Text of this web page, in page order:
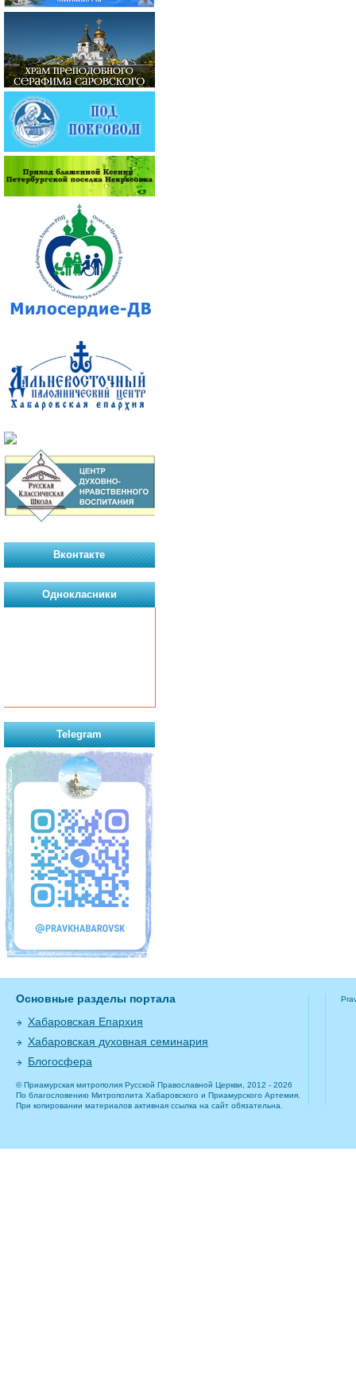
Вконтакте
Однокласники
Telegram
Основные разделы портала
Хабаровская Епархия
Хабаровская духовная семинария
Блогосфера
© Приамурская митрополия Русской Православной Церкви, 2012 - 2026
По благословению Митрополита Хабаровского и Приамурского Артемия.
При копировании материалов активная ссылка на сайт обязательна.